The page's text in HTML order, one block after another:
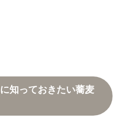
知っておきたい蕎麦